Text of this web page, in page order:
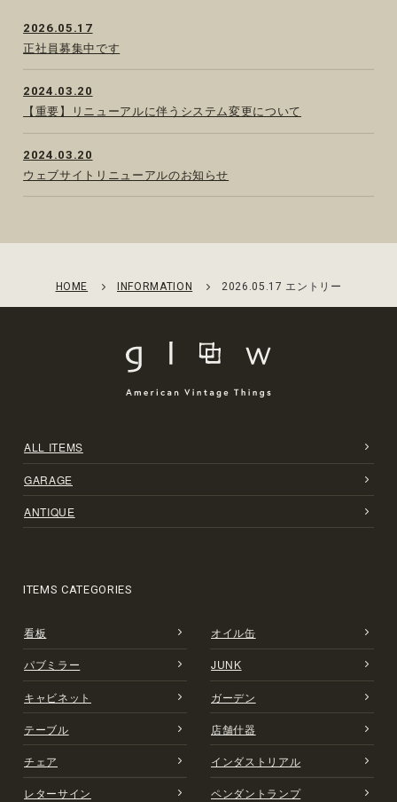
2026.05.17
正社員募集中です
2024.03.20
【重要】リニューアルに伴うシステム変更について
2024.03.20
ウェブサイトリニューアルのお知らせ
HOME INFORMATION 2026.05.17 エントリー
ALL ITEMS
GARAGE
ANTIQUE
ITEMS CATEGORIES
看板
パブミラー
キャビネット
テーブル
チェア
レターサイン
オイル缶
JUNK
ガーデン
店舗什器
インダストリアル
ペンダントランプ